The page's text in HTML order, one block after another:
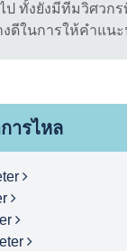
ป ทั้งยังมีทีมวิศว
ดีในการให้คำแน
ารไหล